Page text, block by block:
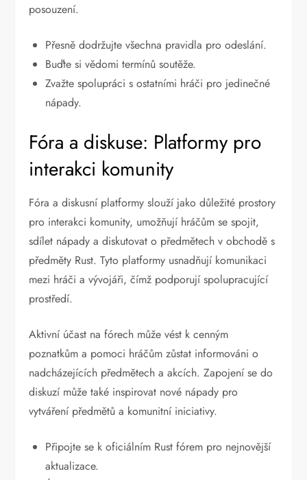
posouzení.
Přesně dodržujte všechna pravidla pro odeslání.
Buďte si vědomi termínů soutěže.
Zvažte spolupráci s ostatními hráči pro jedinečné
nápady.
Fóra a diskuse: Platformy pro
interakci komunity
Fóra a diskusní platformy slouží jako důležité prostory
pro interakci komunity, umožňují hráčům se spojit,
sdílet nápady a diskutovat o předmětech v obchodě s
předměty Rust. Tyto platformy usnadňují komunikaci
mezi hráči a vývojáři, čímž podporují spolupracující
prostředí.
Aktivní účast na fórech může vést k cenným
poznatkům a pomoci hráčům zůstat informováni o
nadcházejících předmětech a akcích. Zapojení se do
diskuzí může také inspirovat nové nápady pro
vytváření předmětů a komunitní iniciativy.
Připojte se k oficiálním Rust fórem pro nejnovější
aktualizace.